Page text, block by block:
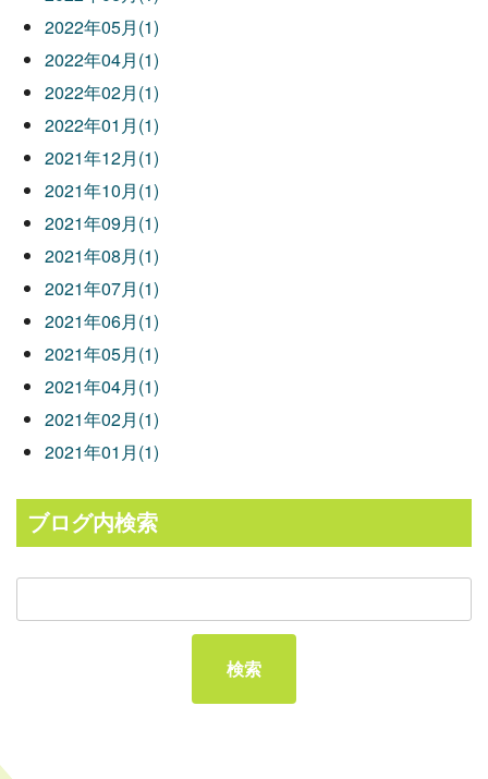
2022年05月(1)
2022年04月(1)
2022年02月(1)
2022年01月(1)
2021年12月(1)
2021年10月(1)
2021年09月(1)
2021年08月(1)
2021年07月(1)
2021年06月(1)
2021年05月(1)
2021年04月(1)
2021年02月(1)
2021年01月(1)
ブログ内検索